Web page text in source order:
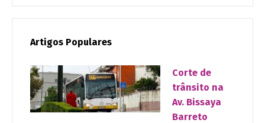
Artigos Populares
Corte de
trânsito na
Av. Bissaya
Barreto